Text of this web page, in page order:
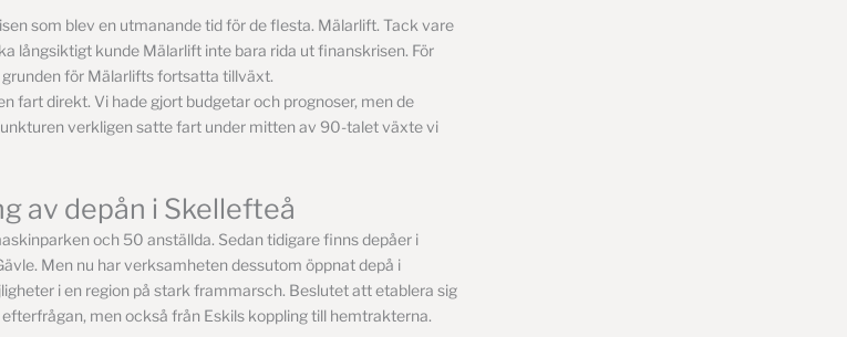
som blev en utmanande tid för de flesta. Mälarlift. Tack vare
långsiktigt kunde Mälarlift inte bara rida ut finanskrisen. För
för Mälarlifts fortsatta tillväxt.
fart direkt. Vi hade gjort budgetar och prognoser, men de
verkligen satte fart under mitten av 90-talet växte vi
av depån i Skellefteå
och 50 anställda. Sedan tidigare finns depåer i
Men nu har verksamheten dessutom öppnat depå i
i en region på stark frammarsch. Beslutet att etablera sig
men också från Eskils koppling till hemtrakterna.